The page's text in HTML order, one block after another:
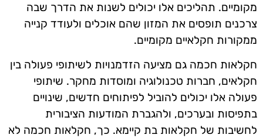
מקומיים. תהליכים אלו יכולים לשנות את הדרך שבה
צרכנים תופסים את המזון שהם אוכלים ולעודד קנייה
ממקורות חקלאיים מקומיים.
חקלאות חכמה גם מציעה הזדמנויות לשיתופי פעולה בין
חקלאים, חברות טכנולוגיה ומוסדות מחקר. שיתופי
פעולה אלו יכולים להוביל לפיתוחים חדשים, שינויים
בתפיסות ובערכים, ולהגברת המודעות הציבורית
לחשיבות של חקלאות בת קיימא. כך, חקלאות חכמה לא